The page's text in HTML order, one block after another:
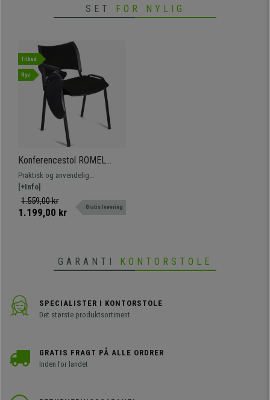
SET FOR NYLIG
Tilbud
Nye
Konferencestol ROMEL
MED BORD, Behageligt
Polstret, Stabelbar, Sorte
Ben, I Sort Stof
Praktisk og anvendelig
konferencestol ROMEL MED BORD.
Komfortabel, modstandsdygtig og
med et smukt, moderne design.
[+Info]
1.559,00 kr
1.199,00 kr Gratis levering
GARANTI KONTORSTOLE
SPECIALISTER I KONTORSTOLE
Det største produktsortiment
GRATIS FRAGT PÅ ALLE ORDRER
Inden for landet